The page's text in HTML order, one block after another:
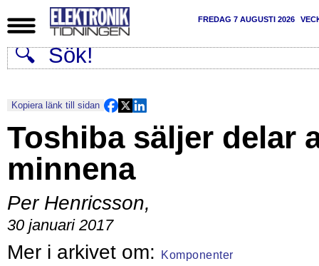
FREDAG 7 AUGUSTI 2026
Kopiera länk till sidan
Toshiba säljer delar
minnena
Per Henricsson,
30 januari 2017
Komponenter